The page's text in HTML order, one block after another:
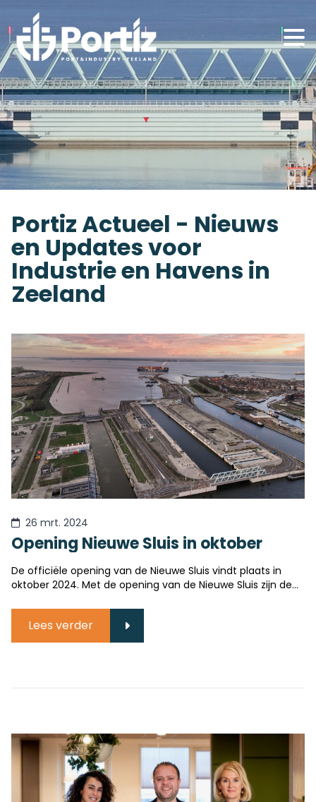
Portiz Actueel - Nieuws
en Updates voor
Industrie en Havens in
Zeeland
26 mrt. 2024
Opening Nieuwe Sluis in oktober
De officiële opening van de Nieuwe Sluis vindt plaats in
oktober 2024. Met de opening van de Nieuwe Sluis zijn de
Lees verder